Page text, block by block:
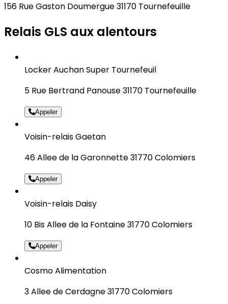
156 Rue Gaston Doumergue 31170 Tournefeuille
Relais GLS aux alentours
Locker Auchan Super Tournefeuil
5 Rue Bertrand Panouse 31170 Tournefeuille
Appeler
Voisin-relais Gaetan
46 Allee de la Garonnette 31770 Colomiers
Appeler
Voisin-relais Daisy
10 Bis Allee de la Fontaine 31770 Colomiers
Appeler
Cosmo Alimentation
3 Allee de Cerdagne 31770 Colomiers